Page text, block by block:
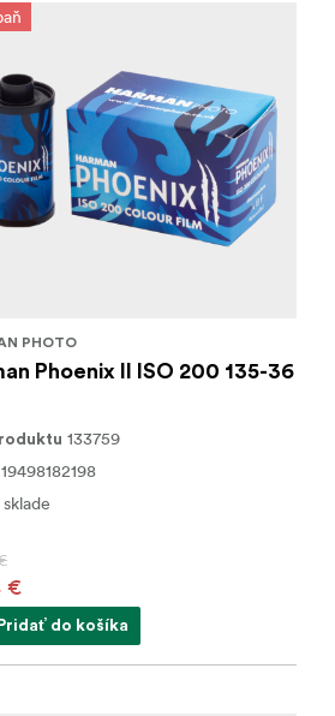
PHOTO
Phoenix II ISO 200 135-36
133759
€
Pridať do košíka